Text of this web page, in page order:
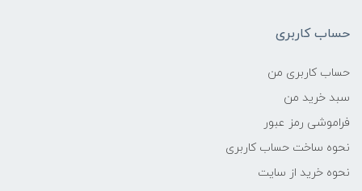
حساب کاربری
حساب کاربری من
سبد خرید من
فراموشی رمز عبور
نحوه ساخت حساب کاربری
نحوه خرید از سایت